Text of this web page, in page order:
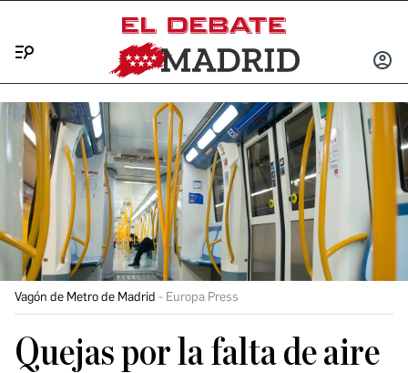
INICIAR
Vagón de Metro de Madrid Europa Press
Quejas por la falta de aire